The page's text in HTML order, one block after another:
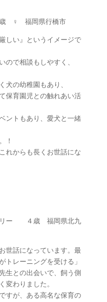
♀ 福岡県行橋市
しい』というイメージで
ので相談もしやすく、
犬の幼稚園もあり、
保育園児との触れあい活
ントもあり、愛犬と一緒
！
れからも長くお世話にな
リー ４歳 福岡県北九
世話になっています。最
トレーニングを受ける」
生との出会いで、飼う側
変わりました。
すが、ある高名な保育の